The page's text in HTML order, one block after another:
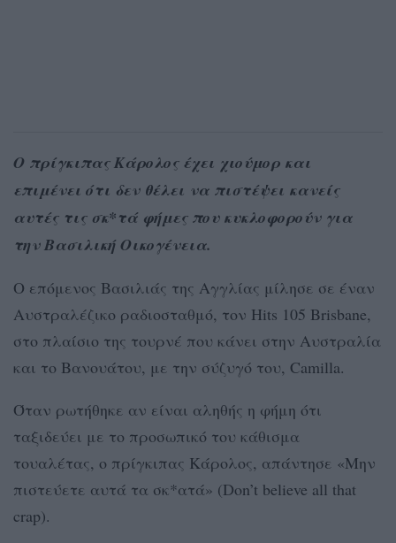
Ο πρίγκιπας Κάρολος έχει χιούμορ και
επιμένει ότι δεν θέλει να πιστέψει κανείς
αυτές τις σκ*τά φήμες που κυκλοφορούν για
την Βασιλική Οικογένεια.
Ο επόμενος Βασιλιάς της Αγγλίας μίλησε σε έναν
Αυστραλέζικο ραδιοσταθμό, τον Hits 105 Brisbane,
στο πλαίσιο της τουρνέ που κάνει στην Αυστραλία
και το Βανουάτου, με την σύζυγό του, Camilla.
Όταν ρωτήθηκε αν είναι αληθής η φήμη ότι
ταξιδεύει με το προσωπικό του κάθισμα
τουαλέτας, ο πρίγκιπας Κάρολος, απάντησε «Μην
πιστεύετε αυτά τα σκ*ατά» (Don’t believe all that
crap).